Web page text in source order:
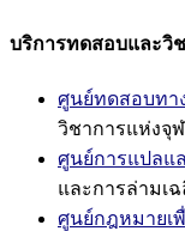
บริการทดสอบและวิ
ศูนย์ทดสอบทา
วิชาการแห่งจุ
ศูนย์การแปลแ
และการล่ามเ
ศูนย์กฎหมายเ